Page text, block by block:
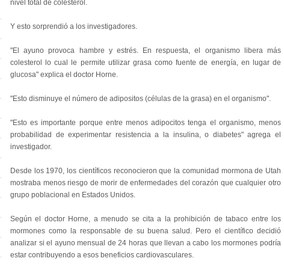
nivel total de colesterol.
Y esto sorprendió a los investigadores.
"El ayuno provoca hambre y estrés. En respuesta, el organismo libera más
colesterol lo cual le permite utilizar grasa como fuente de energía, en lugar de
glucosa" explica el doctor Horne.
"Esto disminuye el número de adipositos (células de la grasa) en el organismo".
"Esto es importante porque entre menos adipocitos tenga el organismo, menos
probabilidad de experimentar resistencia a la insulina, o diabetes" agrega el
investigador.
Desde los 1970, los científicos reconocieron que la comunidad mormona de Utah
mostraba menos riesgo de morir de enfermedades del corazón que cualquier otro
grupo poblacional en Estados Unidos.
Según el doctor Horne, a menudo se cita a la prohibición de tabaco entre los
mormones como la responsable de su buena salud. Pero el científico decidió
analizar si el ayuno mensual de 24 horas que llevan a cabo los mormones podría
estar contribuyendo a esos beneficios cardiovasculares.